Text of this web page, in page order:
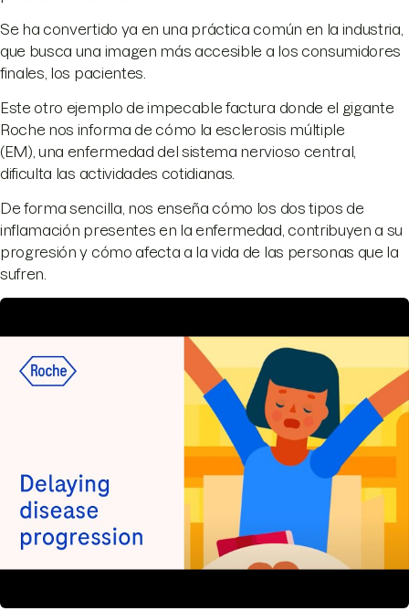
Se ha convertido ya en una práctica común en la industria,
que busca una imagen más accesible a los consumidores
finales, los pacientes.
Este otro ejemplo de impecable factura donde el gigante
Roche nos informa de cómo la esclerosis múltiple
(EM), una enfermedad del sistema nervioso central,
dificulta las actividades cotidianas.
De forma sencilla, nos enseña cómo los dos tipos de
inflamación presentes en la enfermedad, contribuyen a su
progresión y cómo afecta a la vida de las personas que la
sufren.